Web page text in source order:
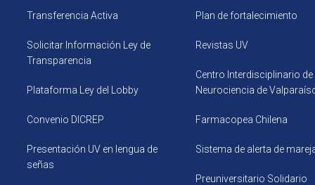
Transferencia Activa
Solicitar Información Ley de
Transparencia
Plataforma Ley del Lobby
Convenio DICREP
Presentación UV en lengua de
señas
Plan de fortalecimiento
Revistas UV
Centro Interdisciplinario de
Neurociencia de
Farmacopea Chilena
Sistema de alerta de
Preuniversitario Solidario